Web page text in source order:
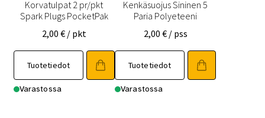
Korvatulpat 2 pr/pkt
Spark Plugs PocketPak
2,00 € / pkt
Tuotetiedot
Varastossa
Kenkäsuojus Sininen 5
Paria Polyeteeni
2,00 € / pss
Tuotetiedot
Varastossa